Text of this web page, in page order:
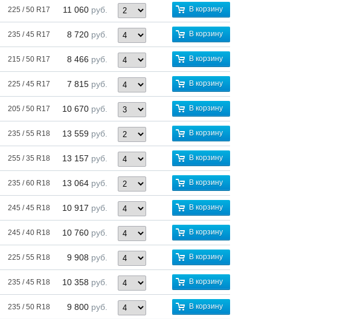
225 / 50 R17 11 060 руб. В корзину
235 / 45 R17 8 720 руб. В корзину
215 / 50 R17 8 466 руб. В корзину
225 / 45 R17 7 815 руб. В корзину
205 / 50 R17 10 670 руб. В корзину
235 / 55 R18 13 559 руб. В корзину
255 / 35 R18 13 157 руб. В корзину
235 / 60 R18 13 064 руб. В корзину
245 / 45 R18 10 917 руб. В корзину
245 / 40 R18 10 760 руб. В корзину
225 / 55 R18 9 908 руб. В корзину
235 / 45 R18 10 358 руб. В корзину
235 / 50 R18 9 800 руб. В корзину